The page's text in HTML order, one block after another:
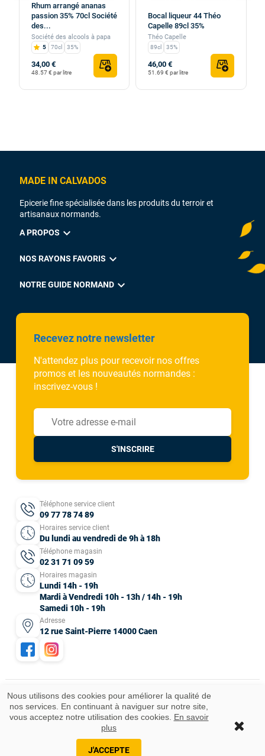
Ajouter au panier
Rhum arrangé ananas
passion 35% 70cl Société
des...
Société des alcools à papa
5 70cl 35%
34,00 €
48.57 € par litre
Bocal liqueur 44 Théo
Capelle 89cl 35%
Théo Capelle
89cl 35%
46,00 €
51.69 € par litre
MADE IN CALVADOS
Epicerie fine spécialisée dans les produits du terroir et
artisanaux normands.
A PROPOS expand_more
NOS RAYONS FAVORIS expand_more
NOTRE GUIDE NORMAND expand_more
Recevez notre newsletter
N'attendez plus pour recevoir nos offres
promos et les nouveautés normandes :
inscrivez-vous !
S'INSCRIRE
Téléphone service client
09 77 78 74 89
Horaires service client
Du lundi au vendredi de 9h à 18h
Téléphone magasin
02 31 71 09 59
Horaires magasin
Lundi 14h - 19h
Mardi à Vendredi 10h - 13h / 14h - 19h
Samedi 10h - 19h
Adresse
12 rue Saint-Pierre 14000 Caen
Nous utilisons des cookies pour améliorer la qualité de
nos services. En continuant à naviguer sur notre site,
vous acceptez notre utilisation des cookies. En savoir
plus
J'ACCEPTE
Mentions légales CGV Données personnelles